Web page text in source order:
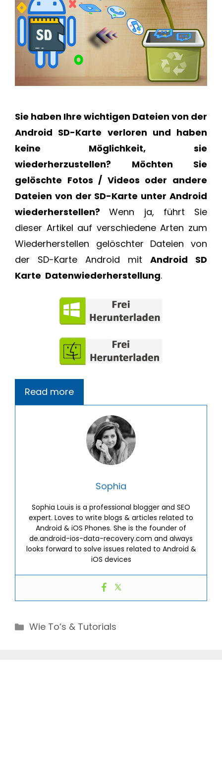
Sie haben Ihre wichtigen Dateien von der
Android SD-Karte verloren und haben
keine Möglichkeit, sie
wiederherzustellen? Möchten Sie
gelöschte Fotos / Videos oder andere
Dateien von der SD-Karte unter Android
wiederherstellen?Wenn ja, führt Sie
dieser Artikel auf verschiedene Arten zum
Wiederherstellen gelöschter Dateien von
der SD-Karte Android mit Android SD
Karte Datenwiederherstellung.
Read more
Sophia
Sophia Louis is a professional blogger and SEO
expert. Loves to write blogs & articles related to
Android & iOS Phones. She is the founder of
de.android-ios-data-recovery.com and always
looks forward to solve issues related to Android &
iOS devices
Categories
Wie To’s & Tutorials